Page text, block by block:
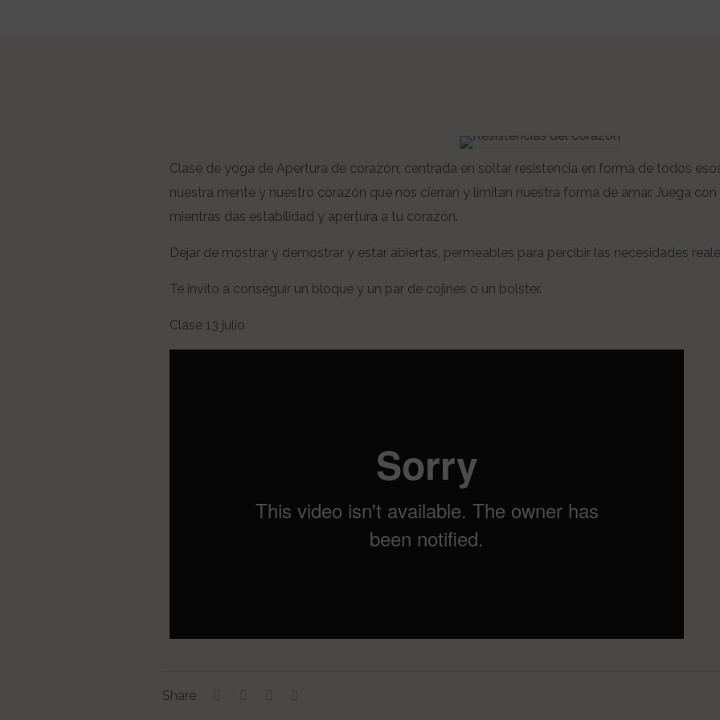
Clase de yoga de Apertura de corazón; centrada en soltar resistencia en forma de todos
nuestra mente y nuestro corazón que nos cierran y limitan nuestra forma de amar. Juega
mientras das estabilidad y apertura a tu corazón.
Dejar de mostrar y demostrar y estar abiertas, permeables para percibir las necesidades
Te invito a conseguir un bloque y un par de cojines o un bolster.
Clase 13 julio
Share